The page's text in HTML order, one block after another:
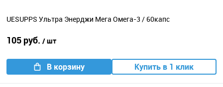
UESUPPS Ультра Энерджи Мега Омега-3 / 60капс
105 руб. / шт
В корзину Купить в 1 клик